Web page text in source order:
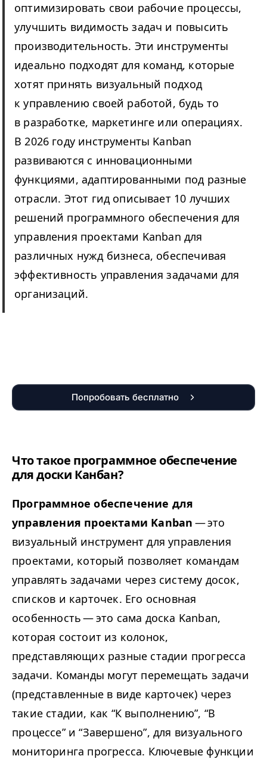
оптимизировать свои рабочие процессы,
улучшить видимость задач и повысить
производительность. Эти инструменты
идеально подходят для команд, которые
хотят принять визуальный подход
к управлению своей работой, будь то
в разработке, маркетинге или операциях.
В 2026 году инструменты Kanban
развиваются с инновационными
функциями, адаптированными под разные
отрасли. Этот гид описывает 10 лучших
решений программного обеспечения для
управления проектами Kanban для
различных нужд бизнеса, обеспечивая
эффективность управления задачами для
организаций.
Попробовать бесплатно
Что такое программное обеспечение
для доски Канбан?
Программное обеспечение для
управления проектами Kanban — это
визуальный инструмент для управления
проектами, который позволяет командам
управлять задачами через систему досок,
списков и карточек. Его основная
особенность — это сама доска Kanban,
которая состоит из колонок,
представляющих разные стадии прогресса
задачи. Команды могут перемещать задачи
(представленные в виде карточек) через
такие стадии, как “К выполнению”, “В
процессе” и“Завершено”, для визуального
мониторинга прогресса. Ключевые функции